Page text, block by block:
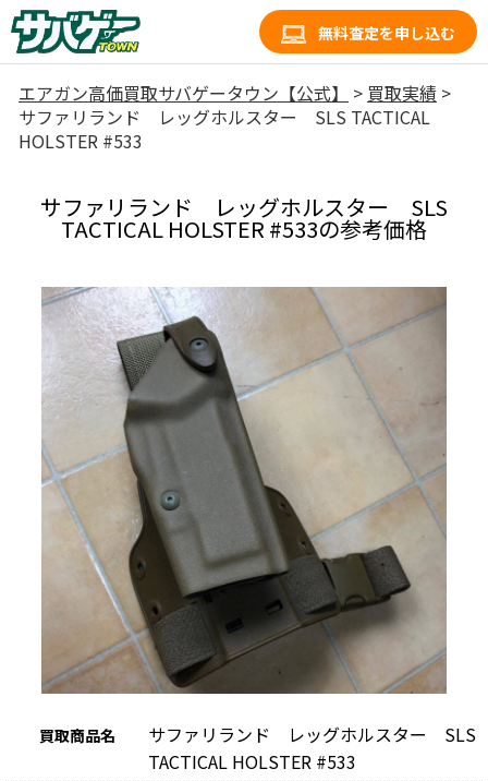
無料査定を申し込む
エアガン高価買取サバゲータウン【公式】 > 買取実績 >
サファリランド レッグホルスター SLS TACTICAL
HOLSTER #533
サファリランド レッグホルスター SLS
TACTICAL HOLSTER #533の参考価格
買取商品名
サファリランド レッグホルスター SLS
TACTICAL HOLSTER #533